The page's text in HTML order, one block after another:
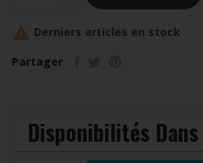
 Derniers articles en stock
Partager
Disponibilités